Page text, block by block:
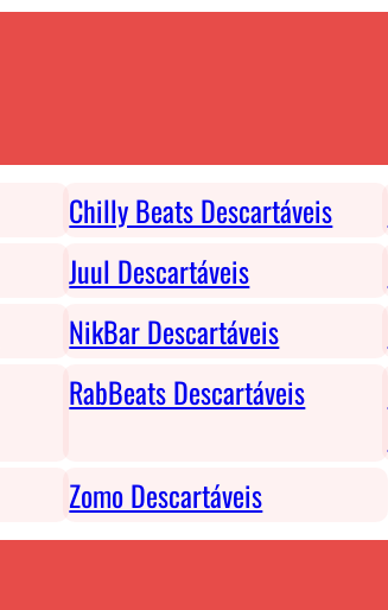
Chilly Beats Descartáveis
Juul Descartáveis
NikBar Descartáveis
RabBeats Descartáveis
Zomo Descartáveis